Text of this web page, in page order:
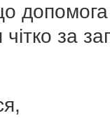
допомога
за